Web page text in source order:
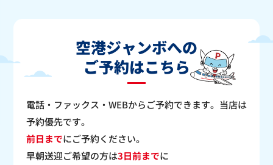
空港ジャンボへの
ご予約はこちら
電話・ファックス・WEBからご予約できます。当店は
予約優先です。
前日までにご予約ください。
早朝送迎ご希望の方は3日前までに